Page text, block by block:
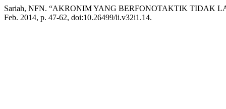
Sariah, NFN. “AKRONIM YANG BERFONOTAKTIK TIDAK
Feb. 2014, p. 47-62, doi:10.26499/li.v32i1.14.